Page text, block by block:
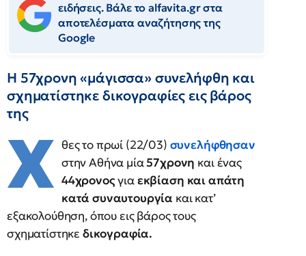
ειδήσεις. Βάλε το alfavita.gr στα
αποτελέσματα αναζήτησης της
Google
Η 57χρονη «μάγισσα» συνελήφθη και
σχηματίστηκε δικογραφίες εις βάρος
της
Χ θες το πρωί (22/03) συνελήφθησαν
στην Αθήνα μία57χρονη και ένας
44χρονοςγιαεκβίαση και απάτη
κατά συναυτουργία και κατ’
εξακολούθηση, όπου εις βάρος τους
σχηματίστηκε δικογραφία.